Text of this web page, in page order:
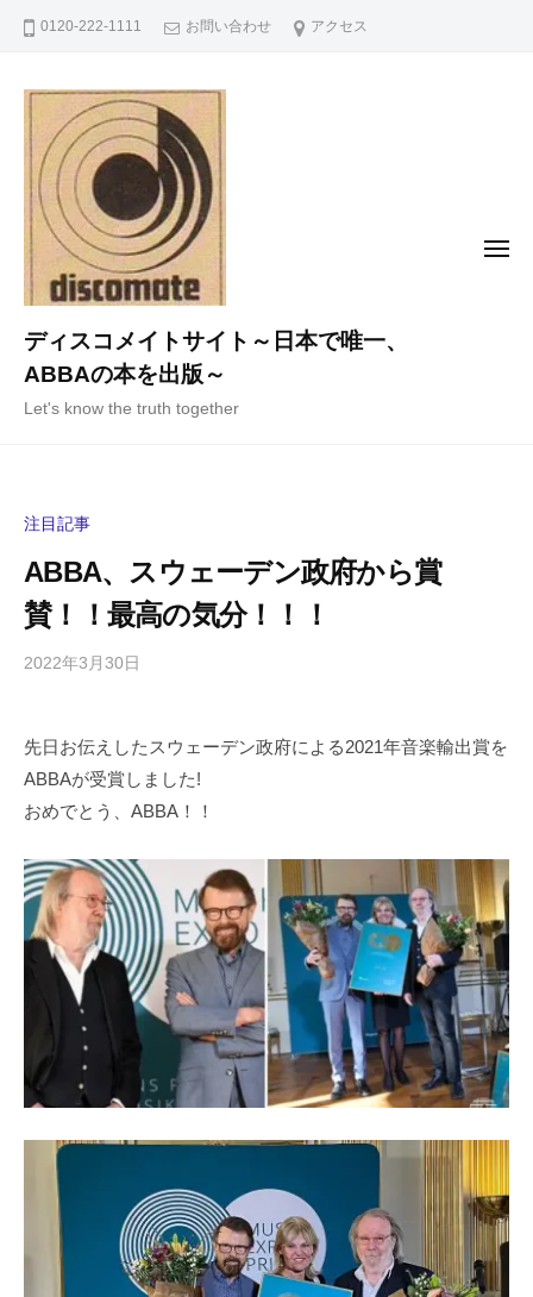
0120-222-1111 お問い合わせ アクセス
ディスコメイトサイト～日本で唯一、
ABBAの本を出版～
Let's know the truth together
メ
注目記事
ABBA、スウェーデン政府から賞
賛！！最高の気分！！！
2022年3月30日
i
g
a
h
i
y
a
m
a
の
コ
メ
ト
先日お伝えしたスウェーデン政府による2021年音楽輸出賞を
ABBAが受賞しました!
おめでとう、ABBA！！